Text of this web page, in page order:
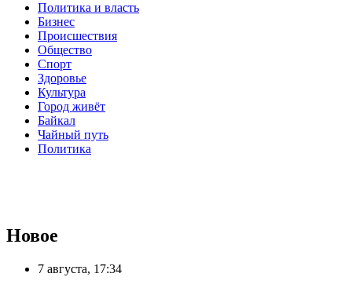
Политика и власть
Бизнес
Происшествия
Общество
Cпорт
Здоровье
Культура
Город живёт
Байкал
Чайный путь
Политика
Новое
7 августа, 17:34